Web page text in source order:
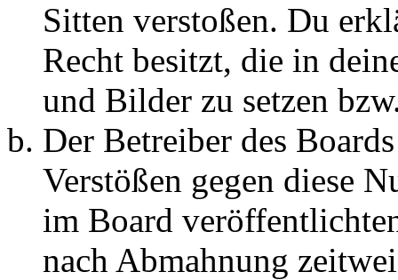
Sitten verstoßen. Du
Recht besitzt, die in
und Bilder zu setzen
Der Betreiber des
Verstößen gegen diese
im Board
nach Abmahnung